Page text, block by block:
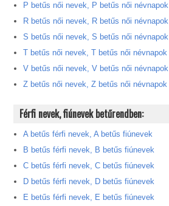
P betűs női nevek, P betűs női névnapok
R betűs női nevek, R betűs női névnapok
S betűs női nevek, S betűs női névnapok
T betűs női nevek, T betűs női névnapok
V betűs női nevek, V betűs női névnapok
Z betűs női nevek, Z betűs női névnapok
Férfi nevek, fiúnevek betűrendben:
A betűs férfi nevek, A betűs fiúnevek
B betűs férfi nevek, B betűs fiúnevek
C betűs férfi nevek, C betűs fiúnevek
D betűs férfi nevek, D betűs fiúnevek
E betűs férfi nevek, E betűs fiúnevek